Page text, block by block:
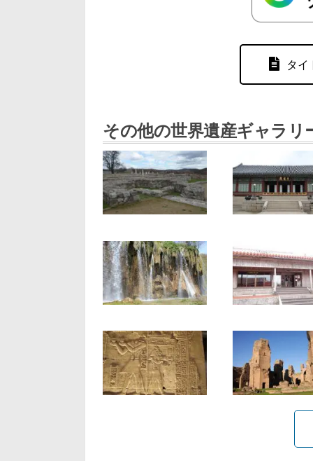
タイ
その他の世界遺産ギャラリ